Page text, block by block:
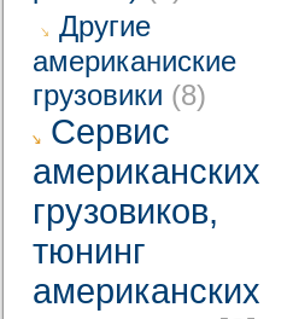
Другие
американиские
грузовики (8)
Cервис
американских
грузовиков,
тюнинг
американских